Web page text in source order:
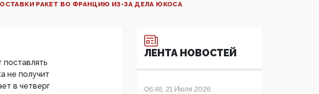
РАКЕТ ВО ФРАНЦИЮ ИЗ-ЗА ДЕЛА ЮКОСА
поставлять
не получит
в четверг
ЛЕНТА НОВОСТЕЙ
06:48, 21 Июля 2026